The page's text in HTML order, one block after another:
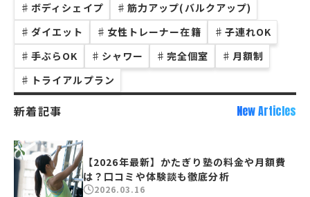
♯ ボディシェイプ ♯ 筋力アップ(バルクアップ)
♯ ダイエット ♯ 女性トレーナー在籍 ♯ 子連れOK
♯ 手ぶらOK ♯ シャワー ♯ 完全個室 ♯ 月額制
♯ トライアルプラン
新着記事 New Articles
【2026年最新】かたぎり塾の料金や月額費
は？口コミや体験談も徹底分析
2026.03.16